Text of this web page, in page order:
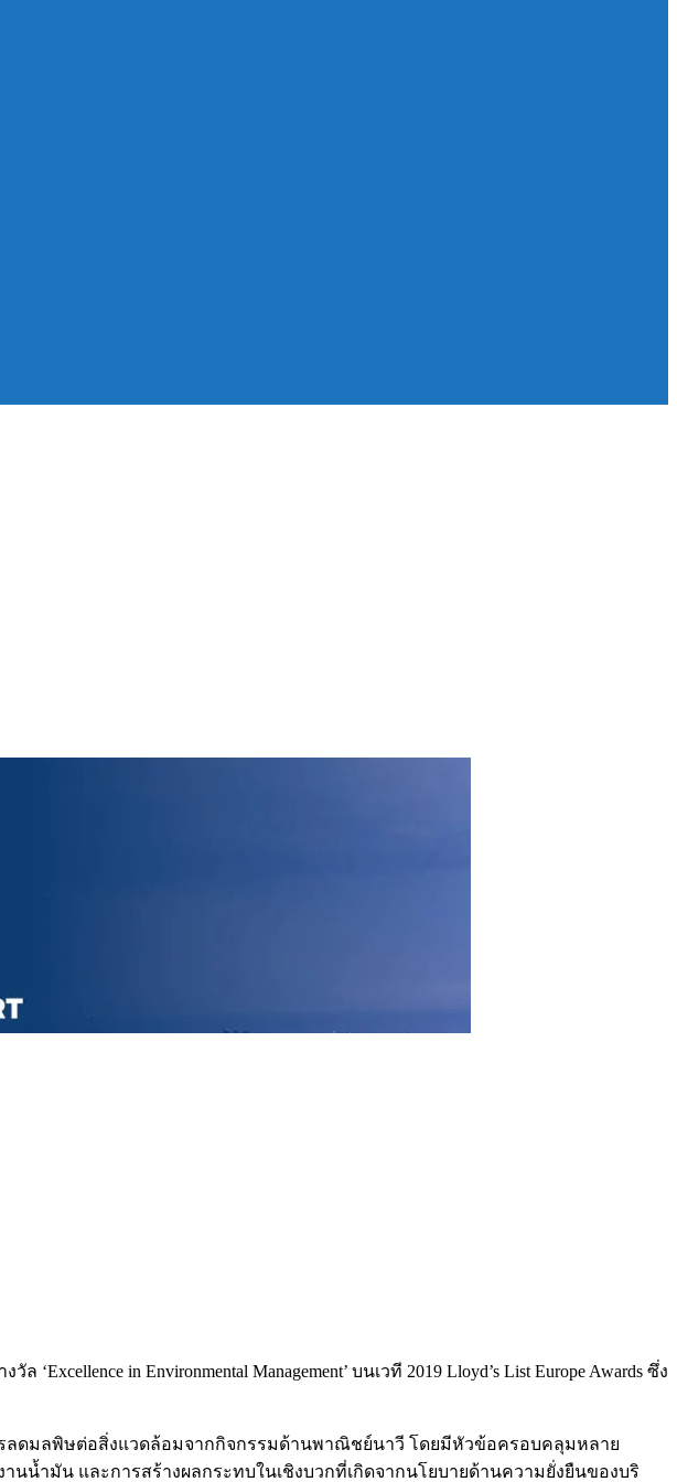
in Environmental Management’ บนเวที 2019 Lloyd’s List Europe Awards ซึ่ง
ารลดมลพิษต่อสิ่งแวดล้อมจากกิจกรรมด้านพาณิชย์นาวี โดยมีหัวข้อครอบคลุมหลาย
น้ำมัน และการสร้างผลกระทบในเชิงบวกที่เกิดจากนโยบายด้านความยั่งยืนของบริ